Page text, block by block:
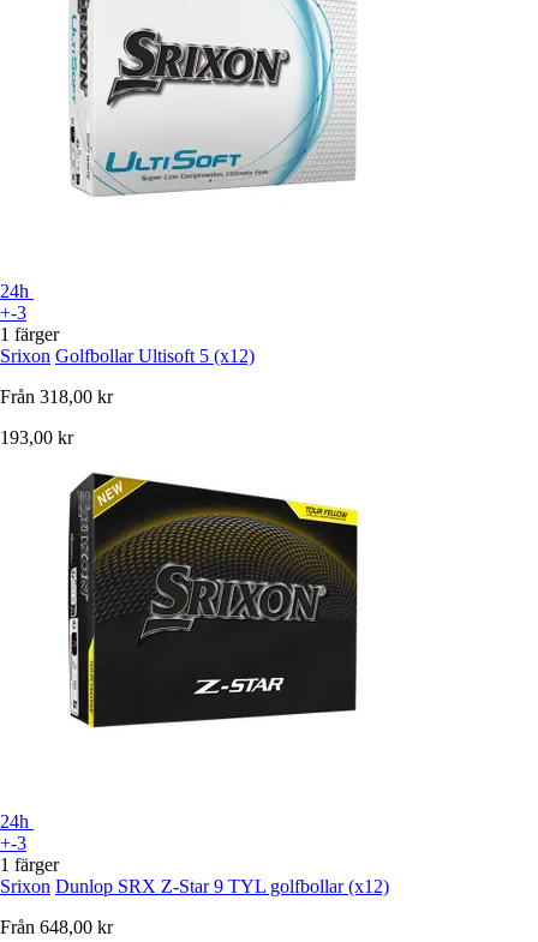
24h
+-3
1 färger
Srixon Golfbollar Ultisoft 5 (x12)
Från 318,00 kr
193,00 kr
24h
+-3
1 färger
Srixon Dunlop SRX Z-Star 9 TYL golfbollar (x12)
Från 648,00 kr